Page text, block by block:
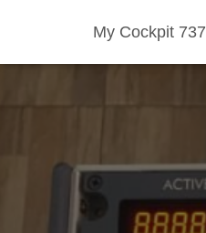
My Cockpit 737